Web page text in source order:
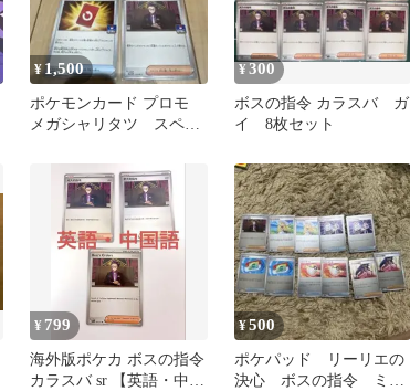
¥1,500
ポケモンカード プロモ
メガシャリタツ スペシ
指令 4枚
¥300
ボスの指令 カラスバ ガ
イ 8枚セット
¥ 799
海外版ポケカ ボスの指令
カラスバ sr 【英語・中国
¥500
ポケパッド リーリエの
決心 ボスの指令 ミラ